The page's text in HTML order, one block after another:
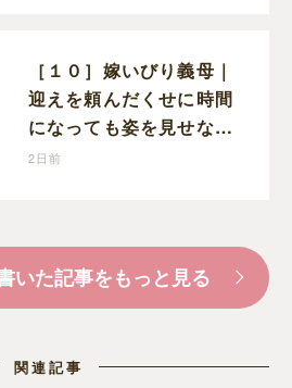
［１０］嫁いびり義母｜
迎えを頼んだくせに時間
になっても姿を見せない
義母。返信すらなく不安
2日前
いた記事をもっと見る
関連記事